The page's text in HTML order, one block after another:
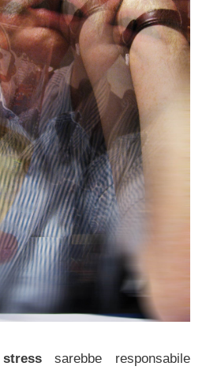
sarebbe responsabile